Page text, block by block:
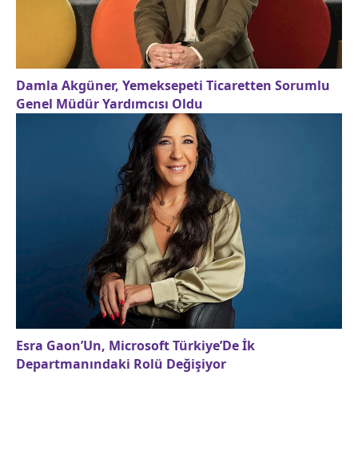
Damla Akgüner, Yemeksepeti Ticaretten Sorumlu
Genel Müdür Yardımcısı Oldu
Esra Gaon’Un, Microsoft Türkiye’De İk
Departmanındaki Rolü Değişiyor